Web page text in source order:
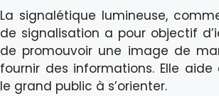
La signalétique lumineuse,
de signalisation a pour objectif
de promouvoir une image de
fournir des informations. Elle
le grand public à s’orienter.